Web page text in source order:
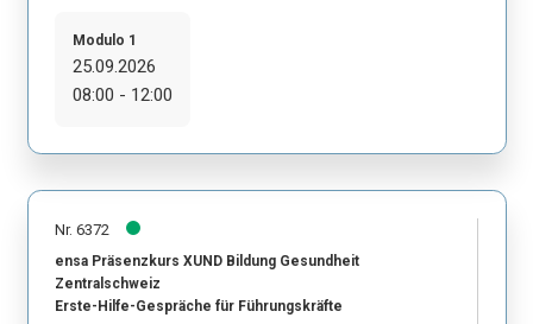
Modulo 1
25.09.2026
08:00 - 12:00
Nr. 6372
ensa Präsenzkurs XUND Bildung Gesundheit
Zentralschweiz
Erste-Hilfe-Gespräche für Führungskräfte